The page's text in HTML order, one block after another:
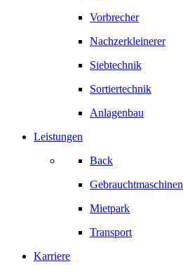
Vorbrecher
Nachzerkleinerer
Siebtechnik
Sortiertechnik
Anlagenbau
Leistungen
Back
Gebrauchtmaschinen
Mietpark
Transport
Karriere